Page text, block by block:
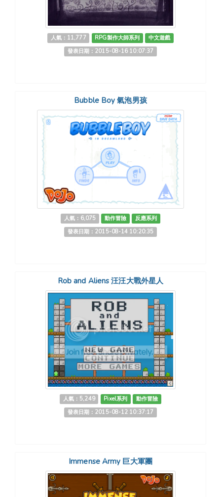
人氣：11,777 RPG製作大師系列
中文遊戲
發表日期：2015-08-16 10:07:37
Bubble Boy 氣泡男孩
人氣：6,075 動作冒險
反應系列
發表日期：2015-08-14 10:20:35
Rob and Aliens 汪汪大戰外星人
人氣：5,249 Pixel系列
動作冒險
發表日期：2015-08-12 10:37:17
Immense Army 巨大軍團